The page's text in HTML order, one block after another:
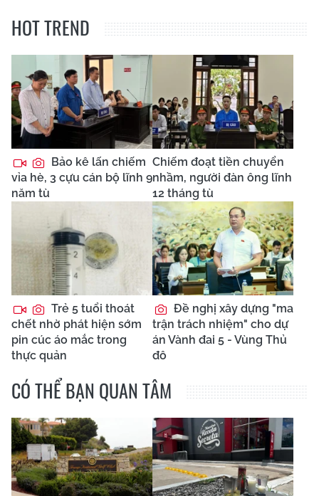
HOT TREND
Bảo kê lấn chiếm
vỉa hè, 3 cựu cán bộ lĩnh 9
năm tù
Chiếm đoạt tiền chuyển
nhầm, người đàn ông lĩnh
12 tháng tù
Trẻ 5 tuổi thoát
chết nhờ phát hiện sớm
pin cúc áo mắc trong
thực quản
Đề nghị xây dựng "ma
trận trách nhiệm" cho dự
án Vành đai 5 - Vùng Thủ
đô
CÓ THỂ BẠN QUAN TÂM